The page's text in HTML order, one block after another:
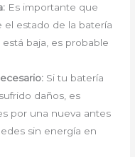
Es importante que
estado de la batería
baja, es probable
Si tu batería
daños, es
por una nueva antes
sin energía en